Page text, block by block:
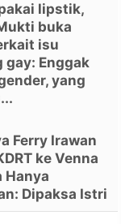
lipstik,
buka
isu
gay: Enggak
yang
Ferry Irawan
ke Venna
Hanya
Dipaksa Istri